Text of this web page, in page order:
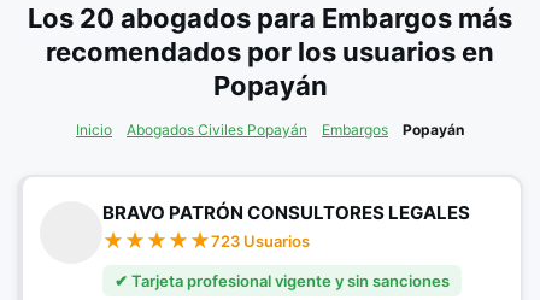
Los 20 abogados para Embargos más
recomendados por los usuarios en
Popayán
Inicio Abogados Civiles Popayán Embargos Popayán
BRAVO PATRÓN CONSULTORES LEGALES
723 Usuarios
✔ Tarjeta profesional vigente y sin sanciones